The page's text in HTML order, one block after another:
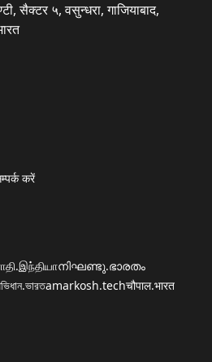
सैक्टर ५, वसुन्धरा, गाजियाबाद,
करें
നിഘണ്ടു.ഭാരതം
amarkosh.techचौपाल.भारत